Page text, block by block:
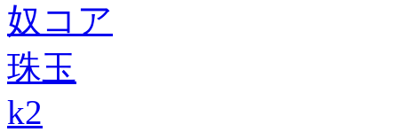
奴コア
珠玉
k2